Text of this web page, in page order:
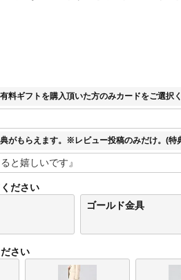
料ギフトを購入頂いた方のみカードをご選択
がもらえます。※レビュー投稿のみだけ。(特
ださい
ゴールド金具
さい